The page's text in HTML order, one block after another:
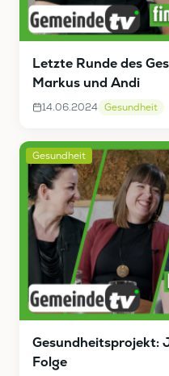
Letzte Runde des
Markus und Andi
14.06.2024 Gesundheit
Gesundheit
Gesundheitsprojekt:
Folge